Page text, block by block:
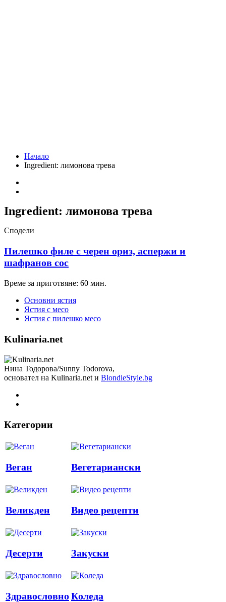
Начало
Ingredient: лимонова трева
Ingredient: лимонова трева
Сподели
Пилешко филе с черен ориз, аспержи и
шафранов сос
Време за приготвяне: 60 мин.
Основни ястия
Ястия с месо
Ястия с пилешко месо
Kulinaria.net
Нина Тодорова/Sunny Todorova,
основател на Kulinaria.net и BlondieStyle.bg
Категории
Веган Вегетариански
Великден Видео рецепти
Десерти Закуски
ЗдравословноКоледа